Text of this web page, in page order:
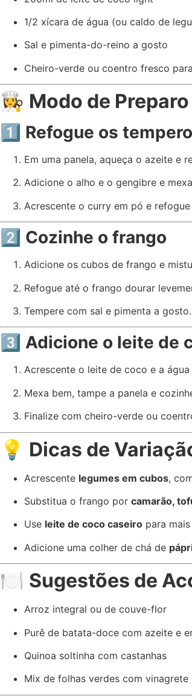
1/2 xícara de água (ou caldo de
Sal e pimenta-do-reino a gosto
Cheiro-verde ou coentro fresco
👩‍🍳 Modo de
1️⃣ Refogue os
Em uma panela, aqueça o azeite e
Adicione o alho e o gengibre e
Acrescente o curry em pó e
2️⃣ Cozinhe o frango
Adicione os cubos de frango e
Refogue até o frango dourar
Tempere com sal e pimenta a gosto.
3️⃣ Adicione o leite de
Acrescente o leite de coco e a
Mexa bem, tampe a panela e
Finalize com cheiro-verde ou
💡 Dicas de
Acrescente legumes em cubos,
Substitua o frango por camarão,
Use leite de coco caseiro para
Adicione uma colher de chá de
🍽️ Sugestões de
Arroz integral ou de couve-flor
Purê de batata-doce com azeite e
Quinoa soltinha com castanhas
Mix de folhas verdes com